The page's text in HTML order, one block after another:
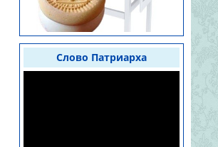
Слово Патриарха